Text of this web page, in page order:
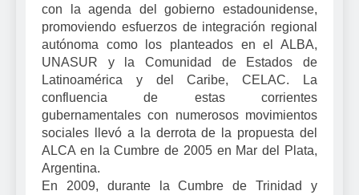
con la agenda del gobierno estadounidense,
promoviendo esfuerzos de integración regional
autónoma como los planteados en el ALBA,
UNASUR y la Comunidad de Estados de
Latinoamérica y del Caribe, CELAC. La
confluencia de estas corrientes
gubernamentales con numerosos movimientos
sociales llevó a la derrota de la propuesta del
ALCA en la Cumbre de 2005 en Mar del Plata,
Argentina.
En 2009, durante la Cumbre de Trinidad y